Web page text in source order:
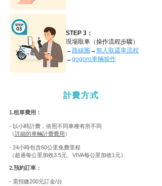
STEP 3：
現場取車（操作流程步驟）
→路線圖 →無人取還車流程
→gogoro車輛操作
計費方式
1.租車費用：
- 以小時計費，依照不同車種有所不同
（詳細的車輛計費費用 ）
- 24小時包含60公里免費里程
（超過每公里加收3.5元、 VIVA每公里加收1元）
2.預約訂車：
- 需預繳200元訂金/台